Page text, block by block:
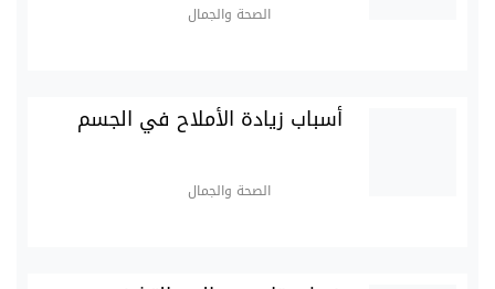
الصحة والجمال
أسباب زيادة الأملاح في الجسم
الصحة والجمال